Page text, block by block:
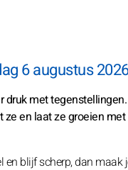
6 augustus
met
en laat ze groeien
blijf scherp, dan